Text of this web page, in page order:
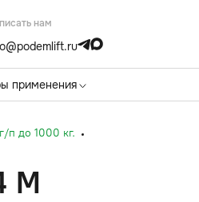
нам
применения
п до 1000 кг.
М